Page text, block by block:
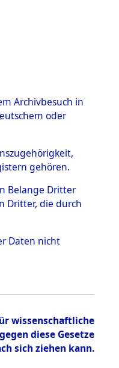
Archivbesuch in
oder
gehören.
Belange Dritter
Dritter, die durch
Daten nicht
wissenschaftliche
diese Gesetze
sich ziehen kann.